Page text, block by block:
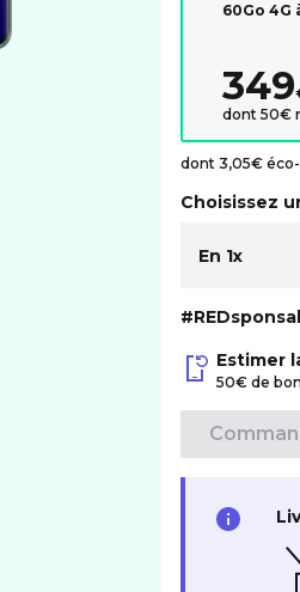
60Go 4G
349
dont 50€
dont 3,05€
Choisissez
En 1x
Estimer
50€ de